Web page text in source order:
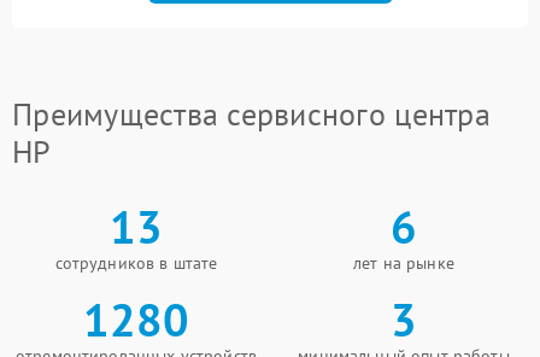
Преимущества сервисного центра
HP
13
сотрудников в штате
6
лет на рынке
1280 3